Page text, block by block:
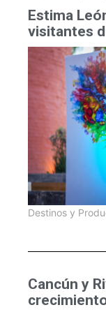
Estima
visitantes
Destinos y
Cancún y